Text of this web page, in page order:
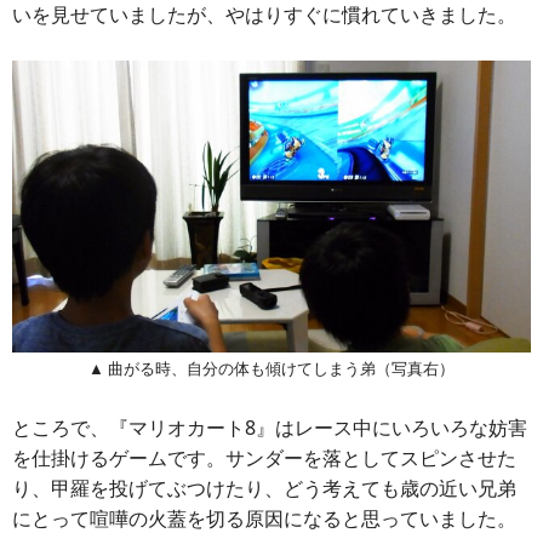
いを見せていましたが、やはりすぐに慣れていきました。
▲ 曲がる時、自分の体も傾けてしまう弟（写真右）
ところで、『マリオカート8』はレース中にいろいろな妨害
を仕掛けるゲームです。サンダーを落としてスピンさせた
り、甲羅を投げてぶつけたり、どう考えても歳の近い兄弟
にとって喧嘩の火蓋を切る原因になると思っていました。